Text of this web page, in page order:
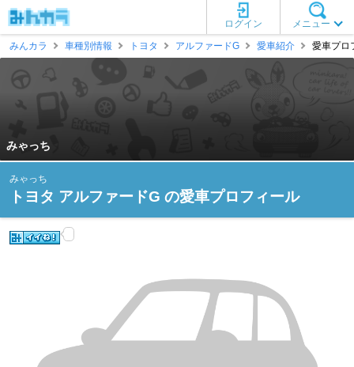
メニュー
ログイン
みんカラ
車種別情報 トヨタ アルファードG 愛車紹介 愛車プロ
みゃっち
みゃっち
トヨタ アルファードG の愛車プロフィール